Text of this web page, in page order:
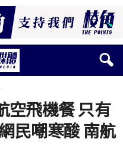
空飛機餐 只有
民嘲寒酸 南航